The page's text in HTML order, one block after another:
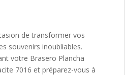
de transformer vos
souvenirs inoubliables.
votre Brasero Plancha
7016 et préparez-vous à